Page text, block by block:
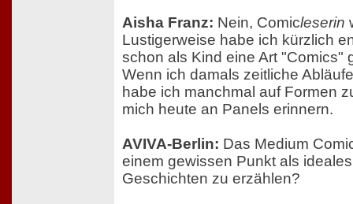
Aisha Franz: Nein, Comicleserin
Lustigerweise habe ich kürzlich
schon als Kind eine Art "Comics"
Wenn ich damals zeitliche
habe ich manchmal auf Formen
mich heute an Panels erinnern.
AVIVA-Berlin: Das Medium
einem gewissen Punkt als
Geschichten zu erzählen?